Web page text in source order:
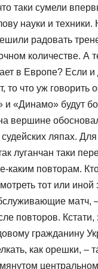
таки сумели
науки и
радовать
количестве. А
в Европе? Если
что уж говорить
«Динамо» будут
судейских ляпах.
луганчан таки
каким повторам.
тот или
повторов.
гражданину
как орешки,